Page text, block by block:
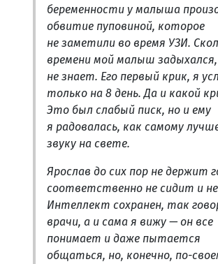
беременности у малыша
обвитие пуповиной, которое
не заметили во время УЗИ.
времени мой малыш
не знает. Его первый крик, я
только на 8 день. Да и какой
Это был слабый писк, но и ему
я радовалась, как самому
звуку на свете.
Ярослав до сих пор не держит
соответственно не сидит и
Интеллект сохранен, так
врачи, а и сама я вижу — он все
понимает и даже пытается
общаться, но, конечно, по-